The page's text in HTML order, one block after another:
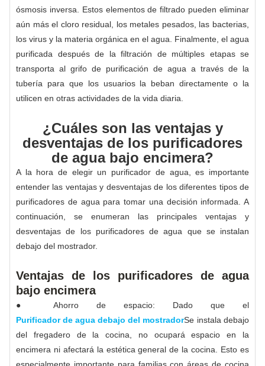
ósmosis inversa. Estos elementos de filtrado pueden eliminar
aún más el cloro residual, los metales pesados, las bacterias,
los virus y la materia orgánica en el agua. Finalmente, el agua
purificada después de la filtración de múltiples etapas se
transporta al grifo de purificación de agua a través de la
tubería para que los usuarios la beban directamente o la
utilicen en otras actividades de la vida diaria.
¿Cuáles son las ventajas y
desventajas de los purificadores
de agua bajo encimera?
A la hora de elegir un purificador de agua, es importante
entender las ventajas y desventajas de los diferentes tipos de
purificadores de agua para tomar una decisión informada. A
continuación, se enumeran las principales ventajas y
desventajas de los purificadores de agua que se instalan
debajo del mostrador.
Ventajas de los purificadores de agua
bajo encimera
● Ahorro de espacio: Dado que el
Purificador de agua debajo del mostradorSe instala debajo
del fregadero de la cocina, no ocupará espacio en la
encimera ni afectará la estética general de la cocina. Esto es
especialmente importante para familias con áreas de cocina